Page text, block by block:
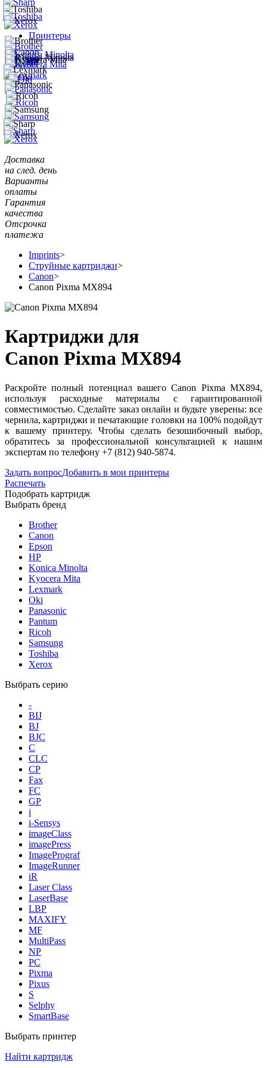
Принтеры
Доставка
на след. день
Варианты
оплаты
Гарантия
качества
Отсрочка
платежа
Imprints>
Струйные картриджи>
Canon>
Canon Pixma MX894
Картриджи для
Canon Pixma MX894
Раскройте полный потенциал вашего Canon Pixma MX894,
используя расходные материалы с гарантированной
совместимостью. Сделайте заказ онлайн и будьте уверены: все
чернила, картриджи и печатающие головки на 100% подойдут
к вашему принтеру. Чтобы сделать безошибочный выбор,
обратитесь за профессиональной консультацией к нашим
экспертам по телефону +7 (812) 940-5874.
Задать вопросДобавить в мои принтеры
Распечать
Подобрать картридж
Выбрать бренд
Brother
Canon
Epson
HP
Konica Minolta
Kyocera Mita
Lexmark
Oki
Panasonic
Pantum
Ricoh
Samsung
Toshiba
Xerox
Выбрать серию
-
BIJ
BJ
BJC
C
CLC
CP
Fax
FC
GP
i
i-Sensys
imageClass
imagePress
ImagePrograf
ImageRunner
iR
Laser Class
LaserBase
LBP
MAXIFY
MF
MultiPass
NP
PC
Pixma
Pixus
S
Selphy
SmartBase
Выбрать принтер
Найти картридж